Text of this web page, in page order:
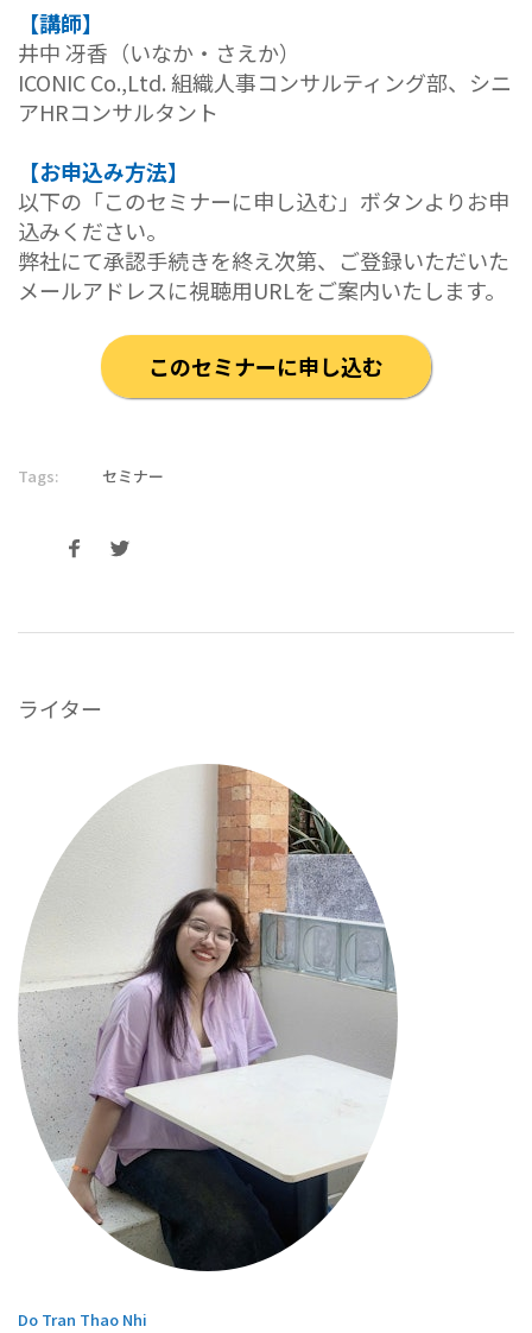
【講師】
井中 冴香（いなか・さえか）
ICONIC Co.,Ltd. 組織人事コンサルティング部、シニ
アHRコンサルタント
【お申込み方法】
以下の「このセミナーに申し込む」ボタンよりお申
込みください。
弊社にて承認手続きを終え次第、ご登録いただいた
メールアドレスに視聴用URLをご案内いたします。
このセミナーに申し込む
Tags: セミナー
ライター
Do Tran Thao Nhi